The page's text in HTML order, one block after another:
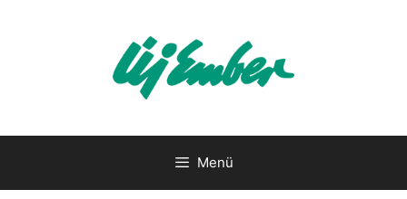
Menü